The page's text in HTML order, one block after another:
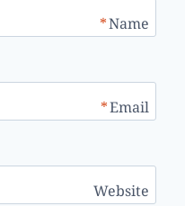
Name
*
Email
*
Website